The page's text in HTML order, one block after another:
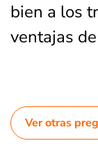
bien a los
ventajas
Ver otras